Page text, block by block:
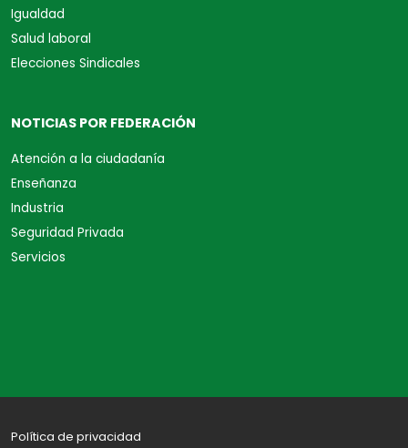
Igualdad
Salud laboral
Elecciones Sindicales
NOTICIAS POR FEDERACIÓN
Atención a la ciudadanía
Enseñanza
Industria
Seguridad Privada
Servicios
Política de privacidad